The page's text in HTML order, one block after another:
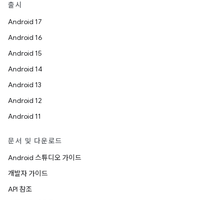
출시
Android 17
Android 16
Android 15
Android 14
Android 13
Android 12
Android 11
문서 및 다운로드
Android 스튜디오 가이드
개발자 가이드
API 참조